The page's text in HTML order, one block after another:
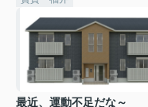
最近、運動不足だな～